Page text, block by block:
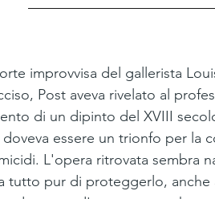
improvvisa del gallerista
Post aveva rivelato al
di un dipinto del XVIII
essere un trionfo per la
L'opera ritrovata sembra
tutto pur di proteggerlo, anche